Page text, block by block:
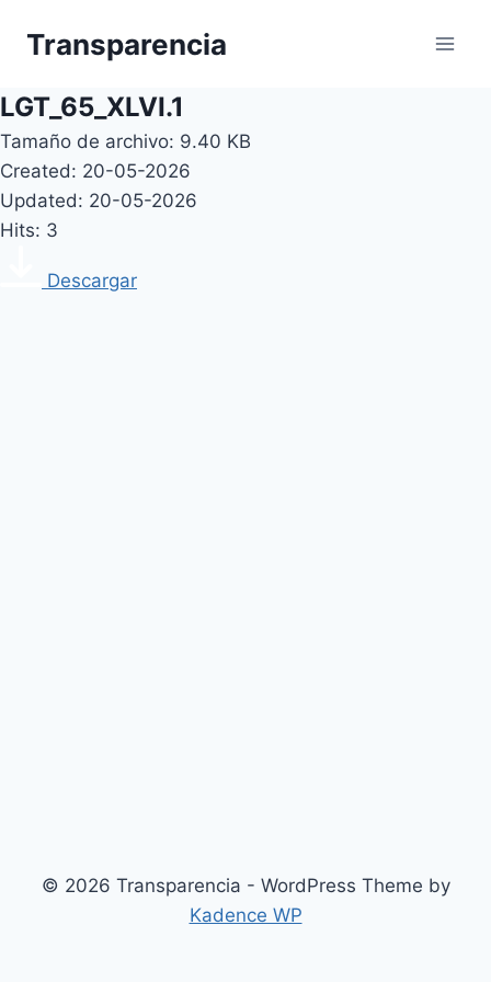
Transparencia
LGT_65_XLVI.1
Tamaño de archivo: 9.40 KB
Created: 20-05-2026
Updated: 20-05-2026
Hits: 3
Descargar
© 2026 Transparencia - WordPress Theme by
Kadence WP